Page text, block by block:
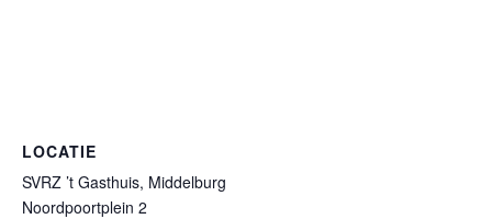
LOCATIE
SVRZ ’t Gasthuis, Middelburg
Noordpoortplein 2